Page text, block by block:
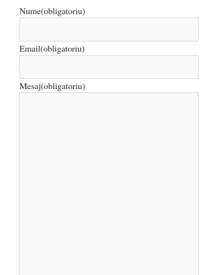
Nume(obligatoriu)
Email(obligatoriu)
Mesaj(obligatoriu)